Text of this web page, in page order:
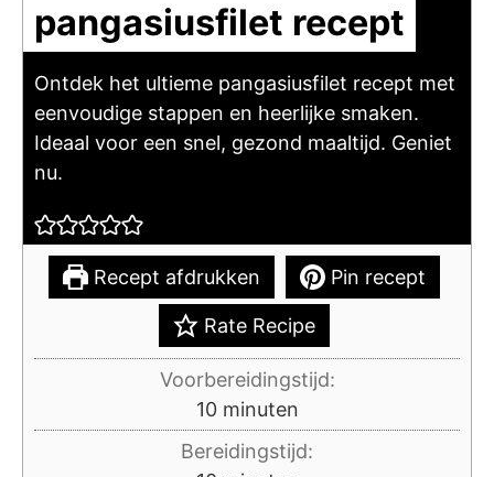
pangasiusfilet recept
Ontdek het ultieme pangasiusfilet recept met
eenvoudige stappen en heerlijke smaken.
Ideaal voor een snel, gezond maaltijd. Geniet
nu.
Recept afdrukken Pin recept
Rate Recipe
Voorbereidingstijd:
10minuten
minuten
Bereidingstijd: